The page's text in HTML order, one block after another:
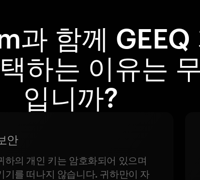
과 함께 GEEQ
하는 이유는
입니까?
안
하의 개인 키는 암호화되어 있으며
기를 떠나지 않습니다. 귀하만이 자